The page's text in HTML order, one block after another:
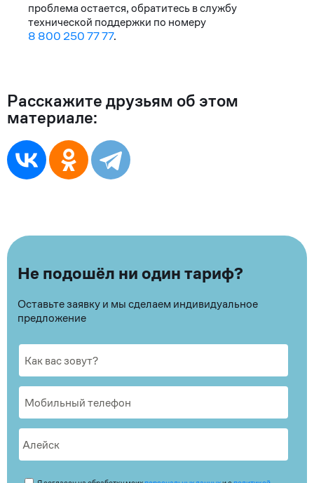
проблема остается, обратитесь в службу
технической поддержки по номеру
8 800 250 77 77.
Расскажите друзьям об этом
материале:
Не подошёл ни один тариф?
Оставьте заявку и мы сделаем индивидуальное
предложение